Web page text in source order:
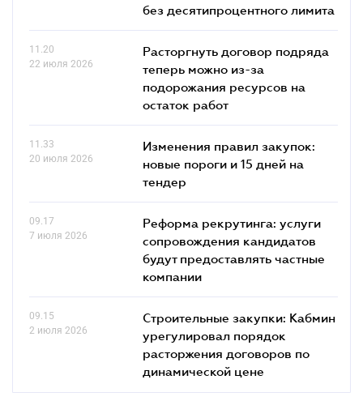
без десятипроцентного лимита
11.20
22 июля 2026
Расторгнуть договор подряда
теперь можно из-за
подорожания ресурсов на
остаток работ
11.33
20 июля 2026
Изменения правил закупок:
новые пороги и 15 дней на
тендер
09.17
7 июля 2026
Реформа рекрутинга: услуги
сопровождения кандидатов
будут предоставлять частные
компании
09.15
2 июля 2026
Строительные закупки: Кабмин
урегулировал порядок
расторжения договоров по
динамической цене